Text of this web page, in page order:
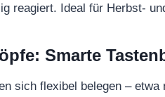
reagiert. Ideal für Herbst-
Smarte
sich flexibel belegen –